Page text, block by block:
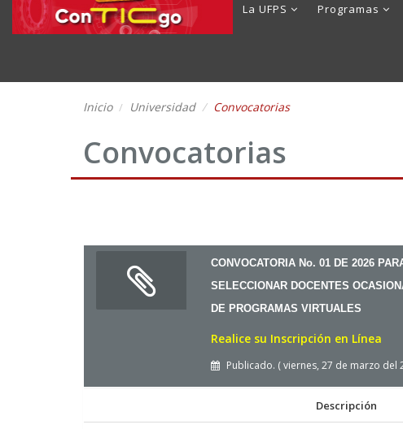
La UFPS Programas
Inicio Universidad Convocatorias
Convocatorias
CONVOCATORIA No. 01 DE 2026
SELECCIONAR DOCENTES
DE PROGRAMAS VIRTUALES
Realice su Inscripción en Línea
Publicado. ( viernes, 27 de marzo del
Descripción